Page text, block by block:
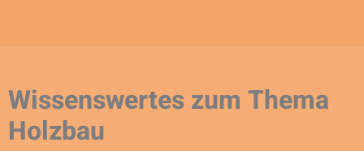
Wissenswertes zum Thema
Holzbau